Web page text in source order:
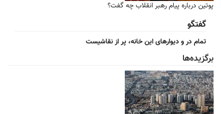
پوتین درباره پیام رهبر انقلاب چه گفت؟
گفتگو
تمام در و دیوارهای این خانه، پر از نقاشیست
برگزیده‌ها